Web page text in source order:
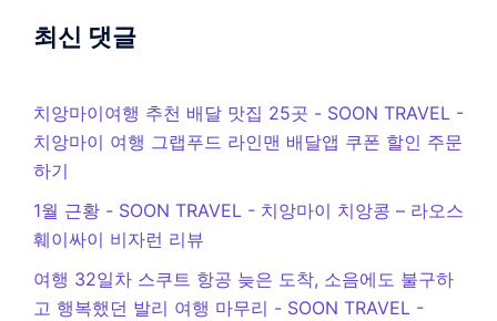
최신 댓글
치앙마이여행 추천 배달 맛집 25곳 - SOON TRAVEL -
치앙마이 여행 그랩푸드 라인맨 배달앱 쿠폰 할인 주문
하기
1월 근황 - SOON TRAVEL - 치앙마이 치앙콩 – 라오스
훼이싸이 비자런 리뷰
여행 32일차 스쿠트 항공 늦은 도착, 소음에도 불구하
고 행복했던 발리 여행 마무리 - SOON TRAVEL -